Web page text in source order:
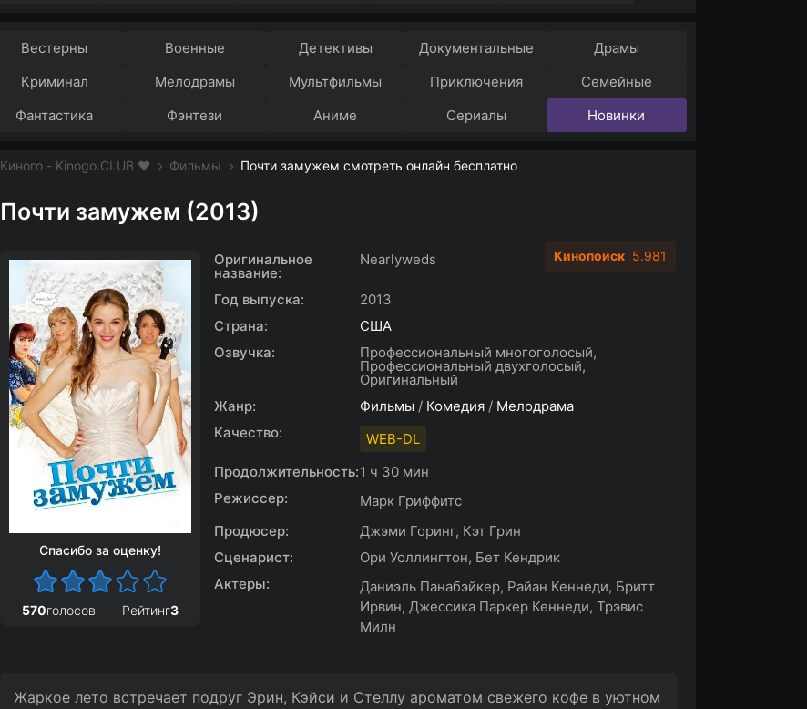
Вестерны Военные Детективы Документальные
Драмы
Криминал Мелодрамы Мультфильмы Приключения
Семейные
Фантастика Фэнтези Аниме Сериалы Новинки
Киного - Kinogo.CLUB ❤️ Фильмы Почти замужем смотреть онлайн бесплатно
Почти замужем (2013)
Спасибо за оценку!
570голосов Рейтинг3
Оригинальное
название:
Nearlyweds
Год выпуска:
2013
Страна:
США
Озвучка:
Профессиональный многоголосый,
Профессиональный двухголосый,
Оригинальный
Жанр:
Фильмы / Комедия / Мелодрама
Качество:
WEB-DL
Продолжительность:1 ч 30 мин
Режиссер:
Марк Гриффитс
Продюсер:
Джэми Горинг, Кэт Грин
Сценарист:
Ори Уоллингтон, Бет Кендрик
Актеры:
Даниэль Панабэйкер, Райан Кеннеди, Бритт
Ирвин, Джессика Паркер Кеннеди, Трэвис
Милн
Кинопоиск 5.981
Жаркое лето встречает подруг Эрин, Кэйси и Стеллу ароматом свежего кофе в уютном